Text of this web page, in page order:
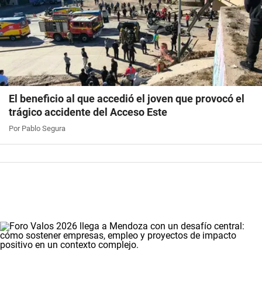
El beneficio al que accedió el joven que provocó el
trágico accidente del Acceso Este
Por Pablo Segura